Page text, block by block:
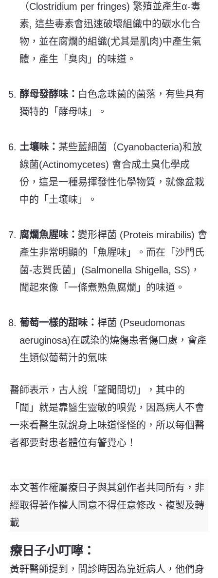
（Clostridium per fringes) 繁殖並產生α-毒
素, 這些毒素會迅速破壞組織中的碳水化合
物，並在腐爛的組織(尤其是肌肉)中產生氣
體，產生「臭肉」的味道。
酵母發酵味： 白色念珠菌的菌落，有些具有
獨特的「酵母味」。
土壤味： 某些藍細菌（Cyanobacteria)和放
線菌(Actinomycetes) 會合成土臭化學成
份，這是一種易揮發性化學物質，就像盆栽
中的「土壤味」。
腐爛魚腥味： 變形桿菌 (Proteis mirabilis) 會
產生非常明顯的「魚腥味」。而在「沙門氏
菌-志賀氏菌」(Salmonella Shigella, SS)，
聞起來像「一條煮熟魚腐爛」的味道。
葡萄一樣的甜味： 桿菌 (Pseudomonas
aeruginosa)在感染的燒傷患者傷口處，會產
生類似葡萄汁的氣味
醫師表示，古人說「望聞問切」，其中的
「聞」就是靠醫生靈敏的嗅覺，因爲病人不會
一來看醫生就說身上味道怪怪的，所以每個醫
者都要對患者體位有警覺心！
本文著作權屬療日子與其創作者共同所有，非
經取得著作權人同意不得任意修改、複製及轉
載
療日子小叮嚀：
黃軒醫師提到，問診時因為靠近病人，他們身